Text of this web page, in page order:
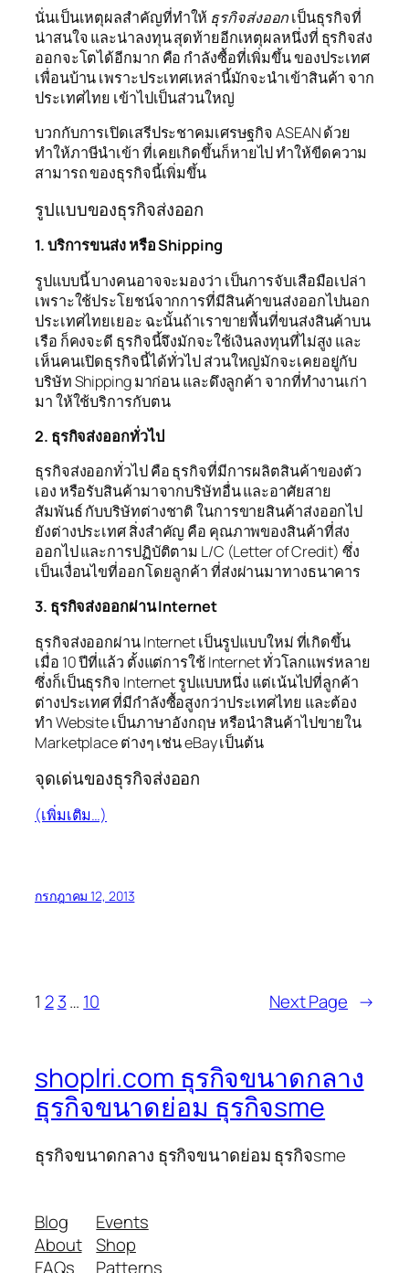
นั่นเป็นเหตุผลสำคัญที่ทำให้ ธุรกิจส่งออกเป็นธุรกิจที่
น่าสนใจ และน่าลงทุน สุดท้ายอีกเหตุผลหนึ่งที่ ธุรกิจส่ง
ออกจะโตได้อีกมาก คือ กำลังซื้อที่เพิ่มขึ้น ของประเทศ
เพื่อนบ้าน เพราะประเทศเหล่านี้มักจะนำเข้าสินค้า จาก
ประเทศไทย เข้าไปเป็นส่วนใหญ่
บวกกับการเปิดเสรีประชาคมเศรษฐกิจ ASEAN ด้วย
ทำให้ภาษีนำเข้า ที่เคยเกิดขึ้นก็หายไป ทำให้ขีดความ
สามารถ ของธุรกิจนี้เพิ่มขึ้น
รูปแบบของธุรกิจส่งออก
1. บริการขนส่ง หรือ Shipping
รูปแบบนี้ บางคนอาจจะมองว่า เป็นการจับเสือมือเปล่า
เพราะใช้ประโยชน์จากการที่มีสินค้าขนส่งออกไปนอก
ประเทศไทยเยอะ ฉะนั้นถ้าเราขายพื้นที่ขนส่งสินค้าบน
เรือ ก็คงจะดี ธุรกิจนี้จึงมักจะใช้เงินลงทุนที่ไม่สูง และ
เห็นคนเปิดธุรกิจนี้ได้ทั่วไป ส่วนใหญ่มักจะเคยอยู่กับ
บริษัท Shipping มาก่อน และดึงลูกค้า จากที่ทำงานเก่า
มา ให้ใช้บริการกับตน
2. ธุรกิจส่งออกทั่วไป
ธุรกิจส่งออกทั่วไป คือ ธุรกิจที่มีการผลิตสินค้าของตัว
เอง หรือรับสินค้ามาจากบริษัทอื่น และอาศัยสาย
สัมพันธ์ กับบริษัทต่างชาติ ในการขายสินค้าส่งออกไป
ยังต่างประเทศ สิ่งสำคัญ คือ คุณภาพของสินค้าที่ส่ง
ออกไป และการปฏิบัติตาม L/C (Letter of Credit) ซึ่ง
เป็นเงื่อนไขที่ออกโดยลูกค้า ที่ส่งผ่านมาทางธนาคาร
3. ธุรกิจส่งออกผ่าน Internet
ธุรกิจส่งออกผ่าน Internet เป็นรูปแบบใหม่ ที่เกิดขึ้น
เมื่อ 10 ปีที่แล้ว ตั้งแต่การใช้ Internet ทั่วโลกแพร่หลาย
ซึ่งก็เป็นธุรกิจ Internet รูปแบบหนึ่ง แต่เน้นไปที่ลูกค้า
ต่างประเทศ ที่มีกำลังซื้อสูงกว่าประเทศไทย และต้อง
ทำ Website เป็นภาษาอังกฤษ หรือนำสินค้าไปขายใน
Marketplace ต่างๆ เช่น eBay เป็นต้น
จุดเด่นของธุรกิจส่งออก
(เพิ่มเติม…)
กรกฎาคม 12, 2013
1 2 3… 10 Next Page →
shoplri.com ธุรกิจขนาดกลาง
ธุรกิจขนาดย่อม ธุรกิจsme
ธุรกิจขนาดกลาง ธุรกิจขนาดย่อม ธุรกิจsme
Blog
About
FAQs
Events
Shop
Patterns